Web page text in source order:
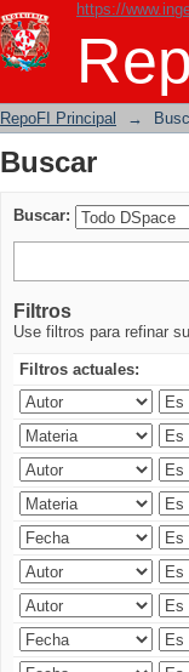
https://
Buscar
RepoFI Principal →
Buscar
Buscar:
Filtros
Use filtros para refinar
Filtros actuales: